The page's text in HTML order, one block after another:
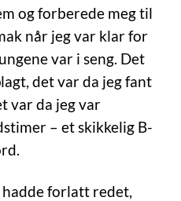
og forberede meg til
når jeg var klar for
var i seng. Det
det var da jeg fant
var da jeg var
– et skikkelig B-
hadde forlatt redet,